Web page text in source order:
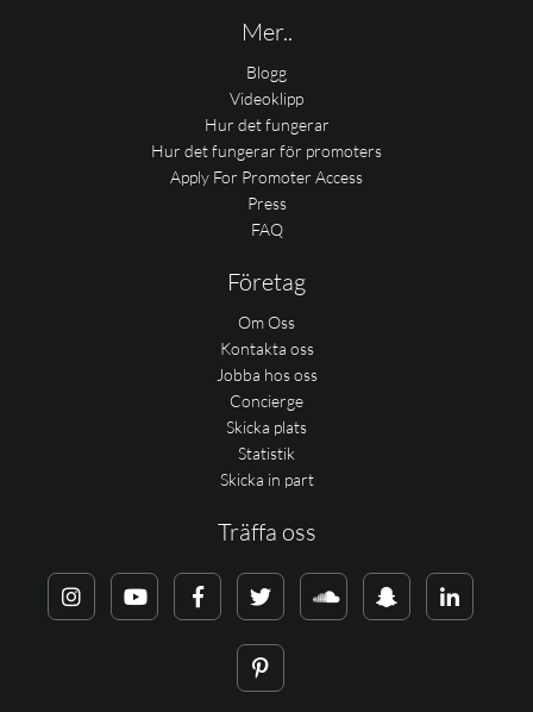
Mer..
Blogg
Videoklipp
Hur det fungerar
Hur det fungerar för promoters
Apply For Promoter Access
Press
FAQ
Företag
Om Oss
Kontakta oss
Jobba hos oss
Concierge
Skicka plats
Statistik
Skicka in part
Träffa oss